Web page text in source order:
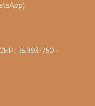
15.993-750 -